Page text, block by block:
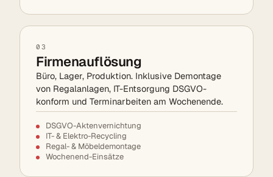
03
Firmenauflösung
Büro, Lager, Produktion. Inklusive Demontage
von Regalanlagen, IT-Entsorgung DSGVO-
konform und Terminarbeiten am Wochenende.
DSGVO-Aktenvernichtung
IT- & Elektro-Recycling
Regal- & Möbeldemontage
Wochenend-Einsätze